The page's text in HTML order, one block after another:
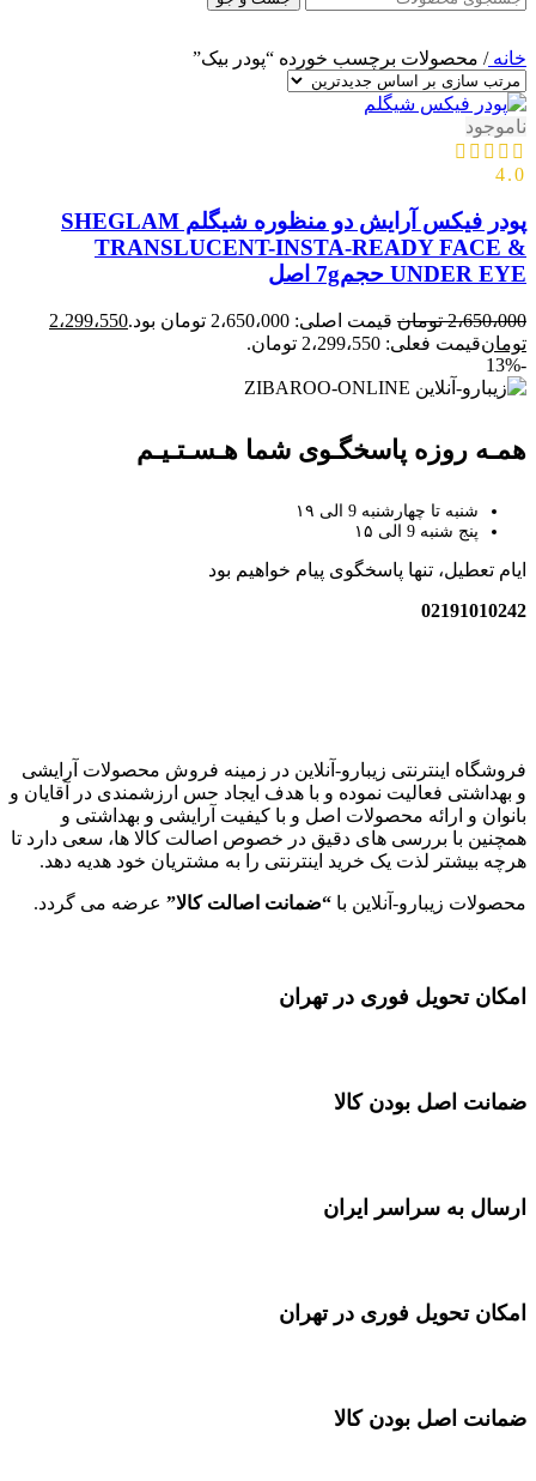
خانه/ محصولات برچسب خورده “پودر بیک”
ناموجود
4.0
پودر فیکس آرایش دو منظوره شیگلم SHEGLAM
TRANSLUCENT-INSTA-READY FACE &
UNDER EYE حجم7g اصل
2،650،000 تومان قیمت اصلی: 2،650،000 تومان بود.
2،299،550
تومانقیمت فعلی: 2،299،550 تومان.
-13%
همـه روزه پاسخگـوی شما هـسـتـیـم
شنبه تا چهارشنبه 9 الی ۱۹
پنج شنبه 9 الی ۱۵
ایام تعطیل، تنها پاسخگوی پیام خواهیم بود
02191010242
فروشگاه اینترنتی زیبارو-آنلاین در زمینه فروش محصولات آرایشی
و بهداشتی فعالیت نموده و با هدف ایجاد حس ارزشمندی در آقایان و
بانوان و ارائه محصولات اصل و با کیفیت آرایشی و بهداشتی و
همچنین با بررسی های دقیق در خصوص اصالت کالا ها، سعی دارد تا
هرچه بیشتر لذت یک خرید اینترنتی را به مشتریان خود هدیه دهد.
محصولات زیبارو-آنلاین با “ضمانت اصالت کالا” عرضه می گردد.
امکان تحویل فوری در تهران
ضمانت اصل بودن کالا
ارسال به سراسر ایران
امکان تحویل فوری در تهران
ضمانت اصل بودن کالا